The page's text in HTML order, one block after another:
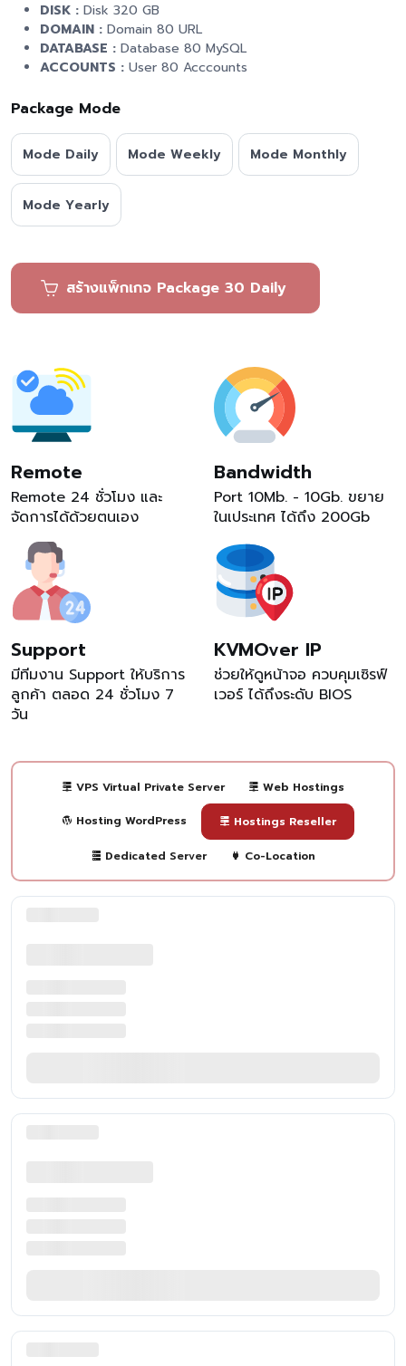
DISK : Disk 320 GB
DOMAIN : Domain 80 URL
DATABASE : Database 80 MySQL
ACCOUNTS : User 80 Acccounts
Package Mode
Mode Daily Mode Weekly Mode Monthly
Mode Yearly
สร้างแพ็กเกจ Package 30 Daily
Remote
Remote 24 ชั่วโมง และ
จัดการได้ด้วยตนเอง
Bandwidth
Port 10Mb. - 10Gb. ขยาย
ในเประเทศ ได้ถึง 200Gb
Support
มีทีมงาน Support ให้บริการ
ลูกค้า ตลอด 24 ชั่วโมง 7
วัน
KVMOver IP
ช่วยให้ดูหน้าจอ ควบคุมเซิรฟ์
เวอร์ ได้ถึงระดับ BIOS
VPS Virtual Private Server Web Hostings
Hosting WordPress Hostings Reseller
Dedicated Server Co-Location